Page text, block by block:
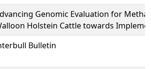
Genomic Evaluation for
Holstein Cattle towards
Bulletin